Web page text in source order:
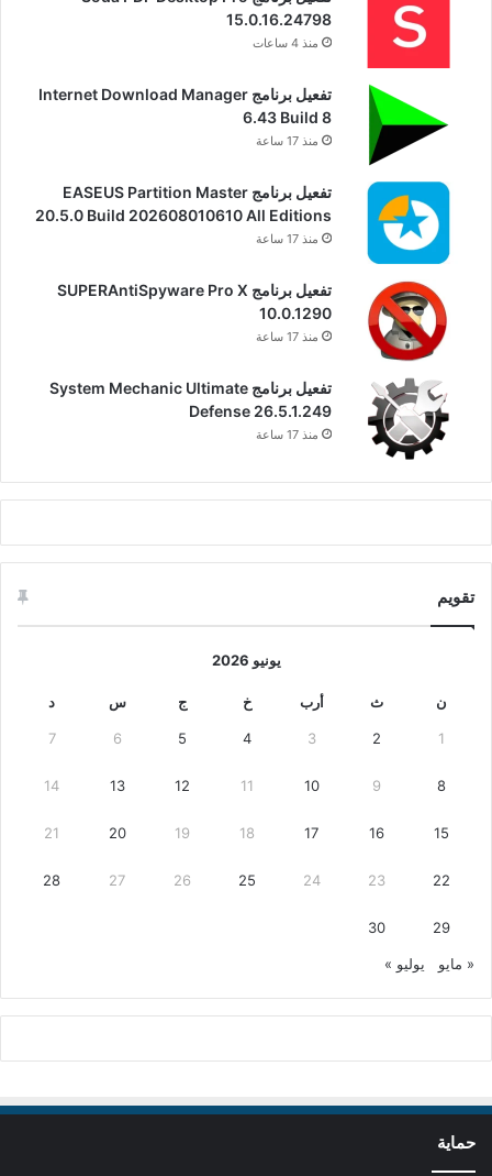
15.0.16.24798
منذ 4 ساعات
تفعيل برنامج Internet Download Manager
6.43 Build 8
منذ 17 ساعة
تفعيل برنامج EASEUS Partition Master
20.5.0 Build 202608010610 All Editions
منذ 17 ساعة
تفعيل برنامج SUPERAntiSpyware Pro X
10.0.1290
منذ 17 ساعة
تفعيل برنامج System Mechanic Ultimate
Defense 26.5.1.249
منذ 17 ساعة
تقويم
يونيو 2026
ن ث أرب خ ج س د
1
2
3
4
5
6
7
8
9
10
11
12
13
14
15
16
17
18
19
20
21
22
23
24
25
26
27
28
29
30
« مايو يوليو »
حماية